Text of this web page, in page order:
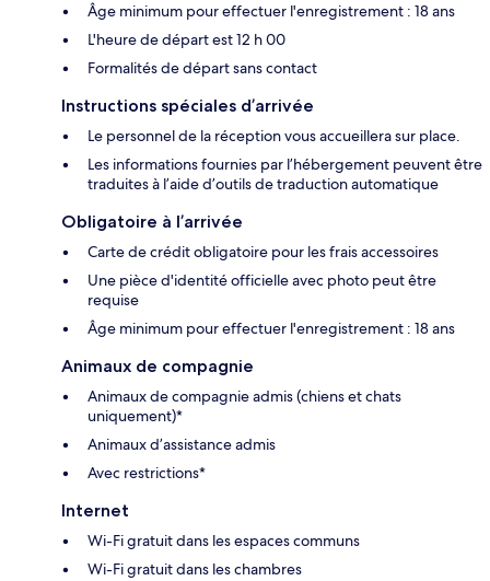
Âge minimum pour effectuer l'enregistrement : 18 ans
L'heure de départ est 12 h 00
Formalités de départ sans contact
Instructions spéciales d’arrivée
Le personnel de la réception vous accueillera sur place.
Les informations fournies par l’hébergement peuvent être
traduites à l’aide d’outils de traduction automatique
Obligatoire à l’arrivée
Carte de crédit obligatoire pour les frais accessoires
Une pièce d'identité officielle avec photo peut être
requise
Âge minimum pour effectuer l'enregistrement : 18 ans
Animaux de compagnie
Animaux de compagnie admis (chiens et chats
uniquement)*
Animaux d’assistance admis
Avec restrictions*
Internet
Wi-Fi gratuit dans les espaces communs
Wi-Fi gratuit dans les chambres